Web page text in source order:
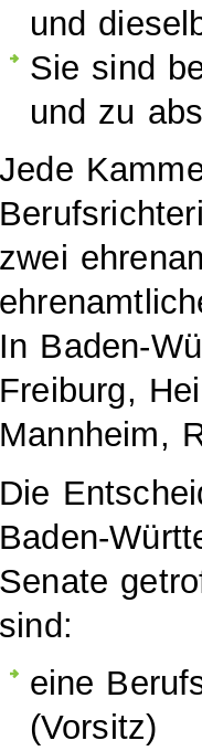
und
Sie sind
und zu
Jede
zwei
In Baden-
Freiburg,
Mannheim,
Die
Baden-
Senate
sind:
eine
(Vorsitz)